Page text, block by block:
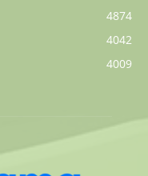
4874
4042
4009